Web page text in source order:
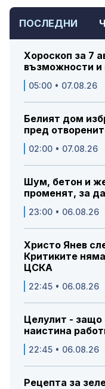
ПОСЛЕДНИ
Хороскоп за 7
възможности и
05:00 • 07.08.26
Белият дом
пред
02:00 • 07.08.26
Шум, бетон и
променят, за
23:00 • 06.08.26
Христо Янев
Критиките
ЦСКА
22:45 • 06.08.26
Целулит - защо
наистина
22:45 • 06.08.26
Рецепта за